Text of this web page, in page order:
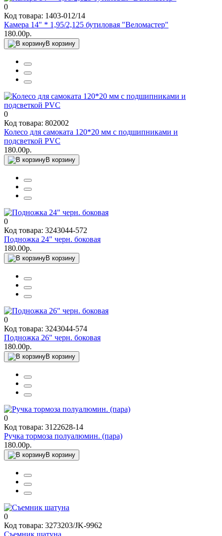
0
Код товара: 1403-012/14
Камера 14" * 1,95/2,125 бутиловая "Веломастер"
180.00р.
В корзину
0
Код товара: 802002
Колесо для самоката 120*20 мм с подшипниками и
подсветкой PVC
180.00р.
В корзину
0
Код товара: 3243044-572
Подножка 24" черн. боковая
180.00р.
В корзину
0
Код товара: 3243044-574
Подножка 26" черн. боковая
180.00р.
В корзину
0
Код товара: 3122628-14
Ручка тормоза полуалюмин. (пара)
180.00р.
В корзину
0
Код товара: 3273203/JK-9962
Съемник шатуна